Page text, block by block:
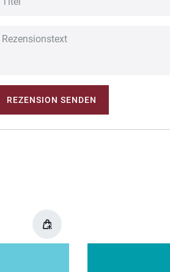
REZENSION SENDEN